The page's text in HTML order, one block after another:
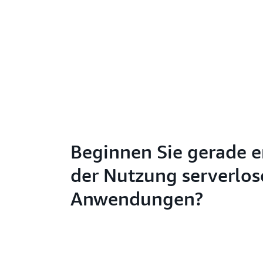
Beginnen Sie gerade
der Nutzung
Anwendungen?